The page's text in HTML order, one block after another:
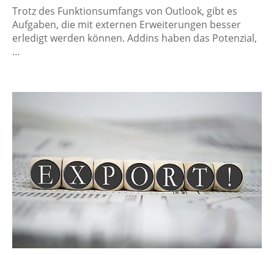
Trotz des Funktionsumfangs von Outlook, gibt es
Aufgaben, die mit externen Erweiterungen besser
erledigt werden können. Addins haben das Potenzial,
…